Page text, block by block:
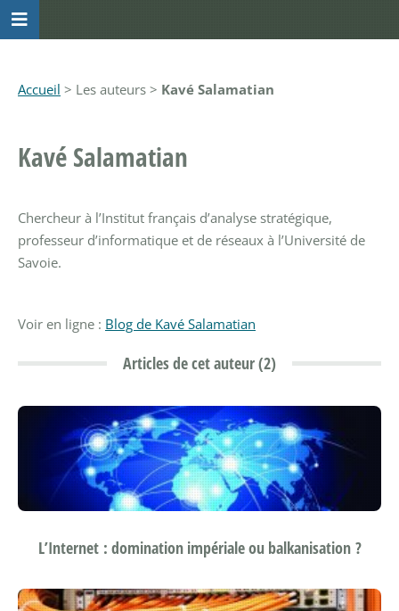
Accueil > Les auteurs > Kavé Salamatian
Kavé Salamatian
Chercheur à l’Institut français d’analyse stratégique,
professeur d’informatique et de réseaux à l’Université de
Savoie.
Voir en ligne : Blog de Kavé Salamatian
Articles de cet auteur (2)
L’Internet : domination impériale ou balkanisation ?